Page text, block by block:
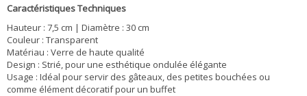
Caractéristiques Techniques
Hauteur : 7,5 cm | Diamètre : 30 cm
Couleur : Transparent
Matériau : Verre de haute qualité
Design : Strié, pour une esthétique ondulée élégante
Usage : Idéal pour servir des gâteaux, des petites bouchées ou
comme élément décoratif pour un buffet